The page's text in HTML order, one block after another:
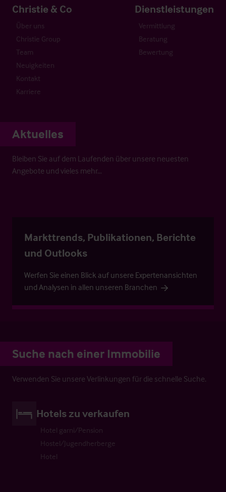
Christie & Co
Über uns
Christie Group
Team
Neuigkeiten
Kontakt
Karriere
Dienstleistungen
Vermittlung
Beratung
Bewertung
Aktuelles
Bleiben Sie auf dem Laufenden über unsere neuesten
Angebote und vieles mehr…
Markttrends, Publikationen, Berichte
und Outlooks
Werfen Sie einen Blick auf unsere Expertenansichten
und Analysen in allen unseren Branchen
Suche nach einer Immobilie
Verwenden Sie unsere Verlinkungen für die schnelle Suche.
Hotels zu verkaufen
Hotel garni/Pension
Hostel/Jugendherberge
Hotel